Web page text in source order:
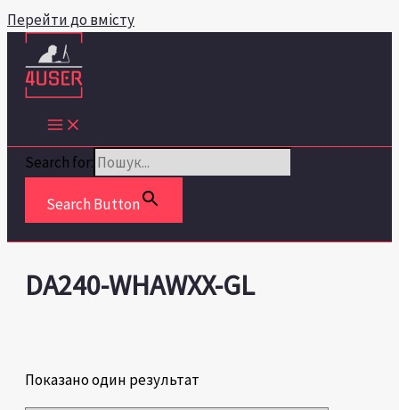
Перейти до вмісту
Search for:
Search Button
DA240-WHAWXX-GL
Показано один результат